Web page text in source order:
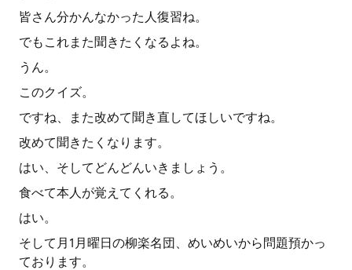
皆さん分かんなかった人復習ね。
でもこれまた聞きたくなるよね。
うん。
このクイズ。
ですね、また改めて聞き直してほしいですね。
改めて聞きたくなります。
はい、そしてどんどんいきましょう。
食べて本人が覚えてくれる。
はい。
そして月1月曜日の柳楽名団、めいめいから問題預かっ
ております。